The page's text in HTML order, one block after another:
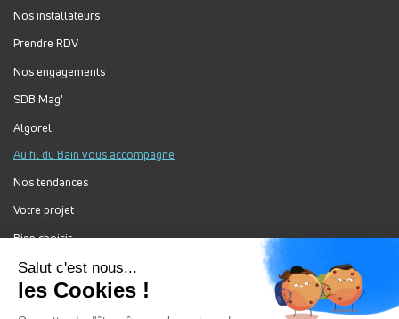
Nos installateurs
Prendre RDV
Nos engagements
SDB Mag'
Algorel
Au fil du Bain vous accompagne
Nos tendances
Votre projet
Bien choisir
Forum Au Fil du Bain
Nos produits